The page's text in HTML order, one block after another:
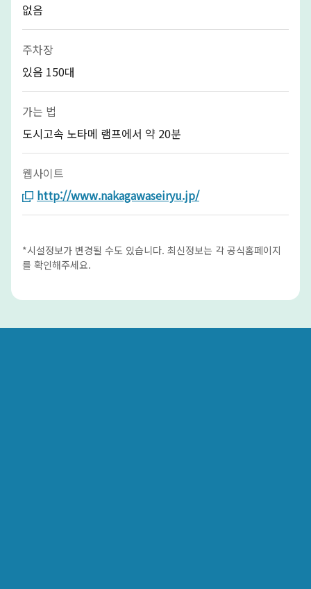
없음
주차장
있음 150대
가는 법
도시고속 노타메 램프에서 약 20분
웹사이트
http://www.nakagawaseiryu.jp/
*시설정보가 변경될 수도 있습니다. 최신정보는 각 공식홈페이지
를 확인해주세요.